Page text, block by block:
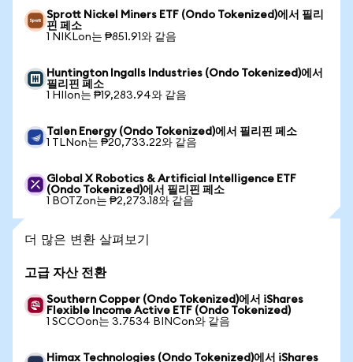
Sprott Nickel Miners ETF (Ondo Tokenized)에서 필리
핀 페소
1 NIKLon는 ₱851.91와 같음
Huntington Ingalls Industries (Ondo Tokenized)에서
필리핀 페소
1 HIIon는 ₱19,283.94와 같음
Talen Energy (Ondo Tokenized)에서 필리핀 페소
1 TLNon는 ₱20,733.22와 같음
Global X Robotics & Artificial Intelligence ETF
(Ondo Tokenized)에서 필리핀 페소
1 BOTZon는 ₱2,273.18와 같음
더 많은 변환 살펴보기
고급 자산 전환
Southern Copper (Ondo Tokenized)에서 iShares
Flexible Income Active ETF (Ondo Tokenized)
1 SCCOon는 3.7534 BINCon와 같음
Himax Technologies (Ondo Tokenized)에서 iShares